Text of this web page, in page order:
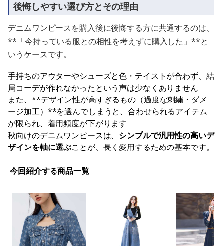
後悔しやすい選び方とその理由
デニムワンピースを購入後に後悔する方に共通するのは、
**「今持っている服との相性を考えずに購入した」**と
いうケースです。
手持ちのアウターやシューズと色・テイストが合わず、結
局コーデが作れなかったという声は少なくありません
また、**デザイン性が高すぎるもの（過度な刺繍・ダメ
ージ加工）**を選んでしまうと、合わせられるアイテム
が限られ、着用頻度が下がります
秋向けのデニムワンピースは、 シンプルで汎用性の高いデ
ザインを軸に選ぶことが、長く愛用するための基本です。
今回紹介する商品一覧